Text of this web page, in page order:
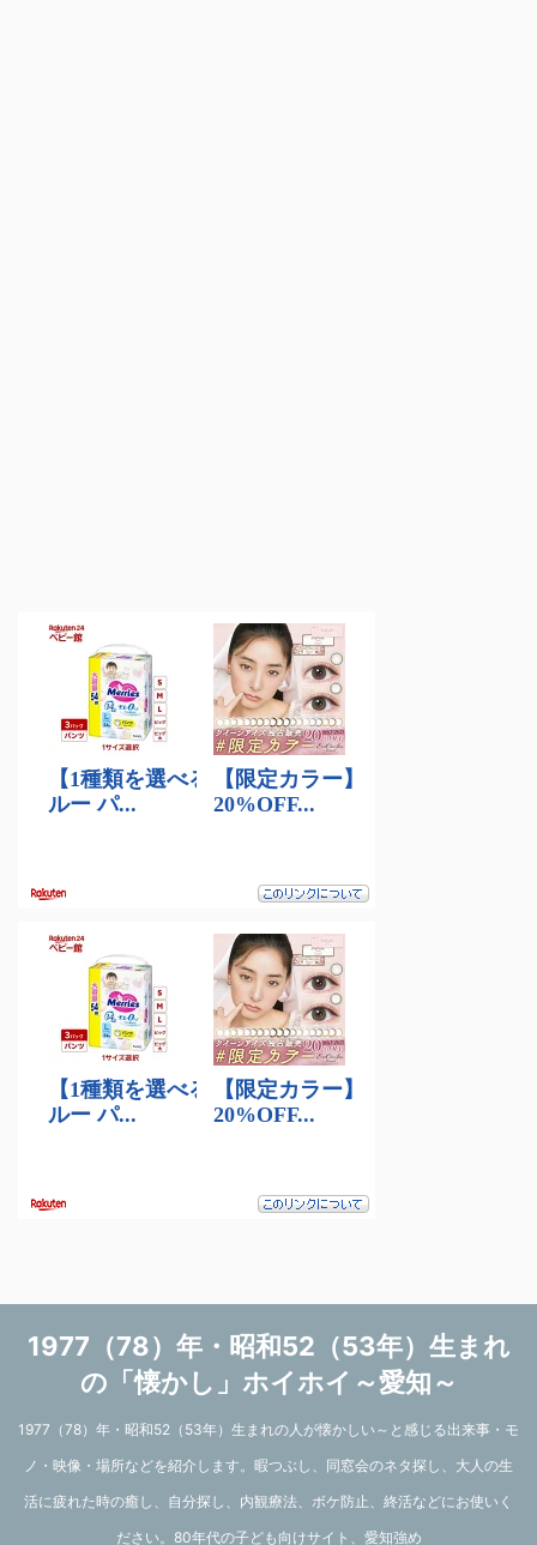
1977（78）年・昭和52（53年）生まれ
の「懐かし」ホイホイ～愛知～
1977（78）年・昭和52（53年）生まれの人が懐かしい～と感じる出来事・モ
ノ・映像・場所などを紹介します。暇つぶし、同窓会のネタ探し、大人の生
活に疲れた時の癒し、自分探し、内観療法、ボケ防止、終活などにお使いく
ださい。80年代の子ども向けサイト、愛知強め